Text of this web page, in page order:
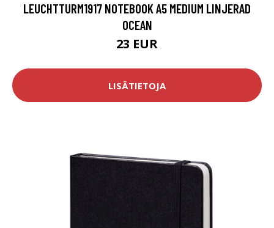
LEUCHTTURM1917 NOTEBOOK A5 MEDIUM LINJERAD
OCEAN
23 EUR
LISÄTIETOJA